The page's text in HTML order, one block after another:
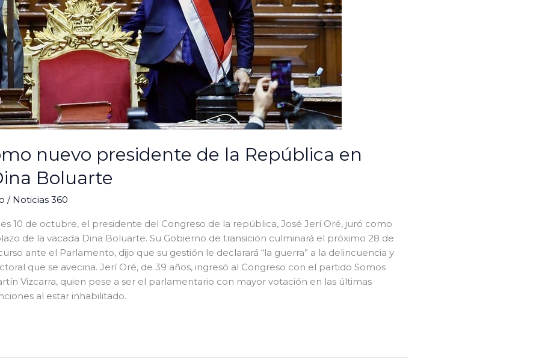
nuevo presidente de la República en
Boluarte
/ Noticias 360
10 de octubre, el presidente del Congreso de la república, José Jerí Oré, juró como
de la vacada Dina Boluarte. Su Gobierno de transición culminará el próximo 28 de
ante el Parlamento, dijo que su gestión le declarará “la guerra” a la delincuencia y
que se avecina. Jerí Oré, de 39 años, ingresó al Congreso con el partido Somos
Vizcarra, quien pese a ser el parlamentario con mayor votación en las últimas
al estar inhabilitado.